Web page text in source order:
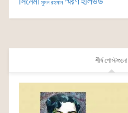
সুমন রহমান
শীর্ষ পোস্টগুলো